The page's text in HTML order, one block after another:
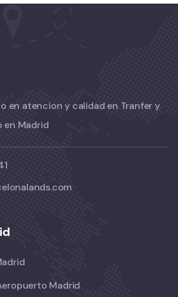
en atencion y calidad en Tranfer y
en Madrid
Madrid